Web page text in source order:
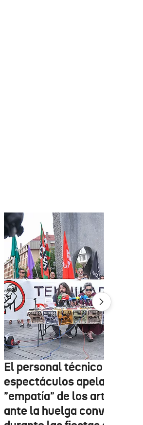
El personal técnico de
espectáculos apela a la
"empatía" de los artistas
ante la huelga convocada